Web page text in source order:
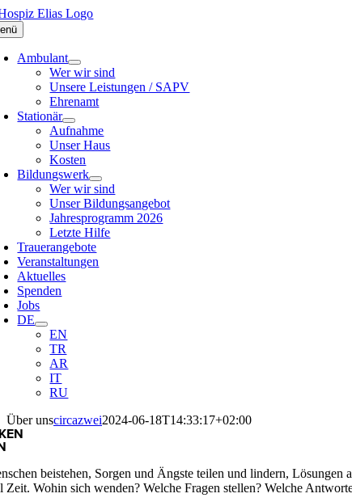
Zum
Inhalt
springen
Ambulant
Wer wir sind
Unsere Leistungen / SAPV
Ehrenamt
Stationär
Aufnahme
Unser Haus
Kosten
Bildungswerk
Wer wir sind
Unser Bildungsangebot
Jahresprogramm 2026
Letzte Hilfe
Trauerangebote
Veranstaltungen
Aktuelles
Spenden
Jobs
DE
EN
TR
AR
IT
RU
Über unscircazwei2024-06-18T14:33:17+02:00
beistehen, Sorgen und Ängste teilen und lindern,
Zeit. Wohin sich wenden? Welche Fragen stellen? Welche